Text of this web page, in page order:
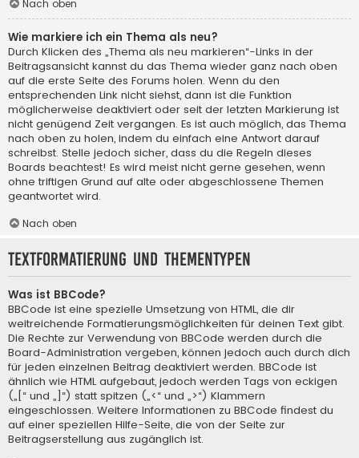
Nach oben
Wie markiere ich ein Thema als neu?
Durch Klicken des „Thema als neu markieren“-Links in der
Beitragsansicht kannst du das Thema wieder ganz nach oben
auf die erste Seite des Forums holen. Wenn du den
entsprechenden Link nicht siehst, dann ist die Funktion
möglicherweise deaktiviert oder seit der letzten Markierung ist
nicht genügend Zeit vergangen. Es ist auch möglich, das Thema
nach oben zu holen, indem du einfach eine Antwort darauf
schreibst. Stelle jedoch sicher, dass du die Regeln dieses
Boards beachtest! Es wird meist nicht gerne gesehen, wenn
ohne triftigen Grund auf alte oder abgeschlossene Themen
geantwortet wird.
Nach oben
Textformatierung und Thementypen
Was ist BBCode?
BBCode ist eine spezielle Umsetzung von HTML, die dir
weitreichende Formatierungsmöglichkeiten für deinen Text gibt.
Die Rechte zur Verwendung von BBCode werden durch die
Board-Administration vergeben, können jedoch auch durch dich
für jeden einzelnen Beitrag deaktiviert werden. BBCode ist
ähnlich wie HTML aufgebaut, jedoch werden Tags von eckigen
(„[“ und „]“) statt spitzen („<“ und „>“) Klammern
eingeschlossen. Weitere Informationen zu BBCode findest du
auf einer speziellen Hilfe-Seite, die von der Seite zur
Beitragserstellung aus zugänglich ist.